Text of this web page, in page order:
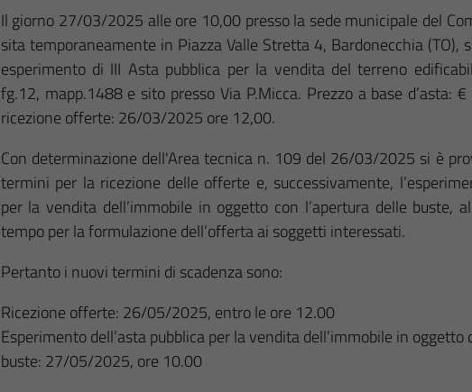
Il giorno 27/03/2025 alle ore 10,00 presso la sede municipale del
sita temporaneamente in Piazza Valle Stretta 4, Bardonecchia (TO),
esperimento di III Asta pubblica per la vendita del terreno
fg.12, mapp.1488 e sito presso Via P.Micca. Prezzo a base d’asta:
ricezione offerte: 26/03/2025 ore 12,00.
Con determinazione dell'Area tecnica n. 109 del 26/03/2025 si è
termini per la ricezione delle offerte e, successivamente,
per la vendita dell’immobile in oggetto con l’apertura delle buste,
tempo per la formulazione dell’offerta ai soggetti interessati.
Pertanto i nuovi termini di scadenza sono:
Ricezione offerte: 26/05/2025, entro le ore 12.00
Esperimento dell’asta pubblica per la vendita dell’immobile in oggetto
buste: 27/05/2025, ore 10.00